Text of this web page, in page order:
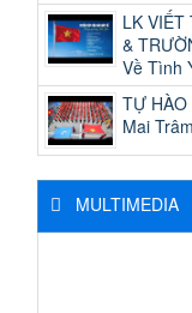
LK VIẾT
&
Về Tình
TỰ HÀO
Mai
MULTIMEDIA